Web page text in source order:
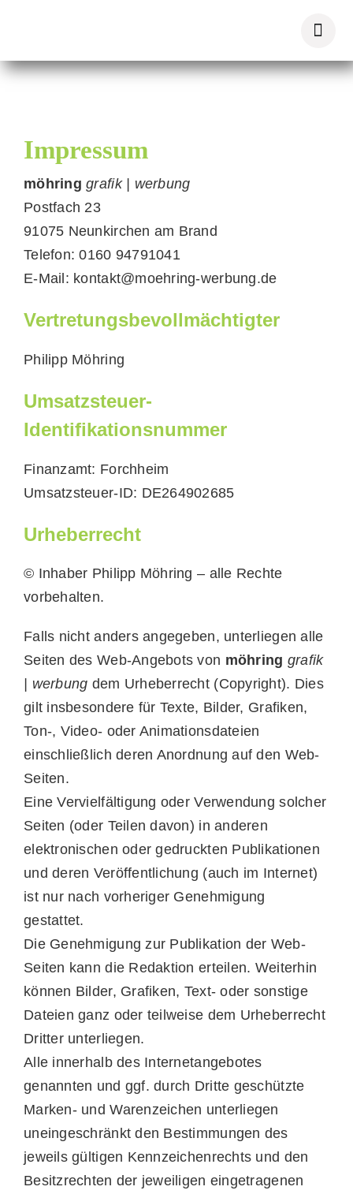
Impressum
möhringgrafik | werbung
Postfach 23
91075 Neunkirchen am Brand
Telefon: 0160 94791041
E-Mail: kontakt@moehring-werbung.de
Vertretungsbevollmächtigter
Philipp Möhring
Umsatzsteuer-
Identifikationsnummer
Finanzamt: Forchheim
Umsatzsteuer-ID: DE264902685
Urheberrecht
© Inhaber Philipp Möhring – alle Rechte
vorbehalten.
Falls nicht anders angegeben, unterliegen alle
Seiten des Web-Angebots von möhring grafik
| werbung dem Urheberrecht (Copyright). Dies
gilt insbesondere für Texte, Bilder, Grafiken,
Ton-, Video- oder Animationsdateien
einschließlich deren Anordnung auf den Web-
Seiten.
Eine Vervielfältigung oder Verwendung solcher
Seiten (oder Teilen davon) in anderen
elektronischen oder gedruckten Publikationen
und deren Veröffentlichung (auch im Internet)
ist nur nach vorheriger Genehmigung
gestattet.
Die Genehmigung zur Publikation der Web-
Seiten kann die Redaktion erteilen. Weiterhin
können Bilder, Grafiken, Text- oder sonstige
Dateien ganz oder teilweise dem Urheberrecht
Dritter unterliegen.
Alle innerhalb des Internetangebotes
genannten und ggf. durch Dritte geschützte
Marken- und Warenzeichen unterliegen
uneingeschränkt den Bestimmungen des
jeweils gültigen Kennzeichenrechts und den
Besitzrechten der jeweiligen eingetragenen